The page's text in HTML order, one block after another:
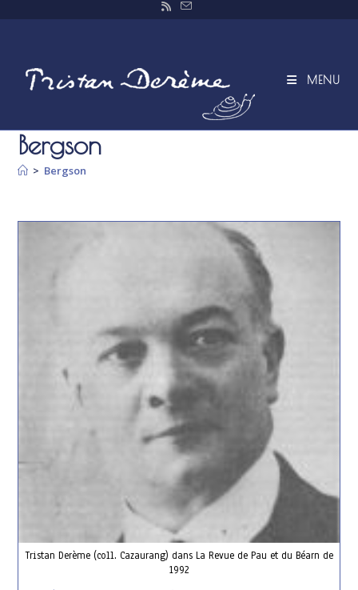
to
MENU
Bergson
> Bergson
Tristan Derème (coll. Cazaurang) dans La Revue de Pau et du Béarn de
1992